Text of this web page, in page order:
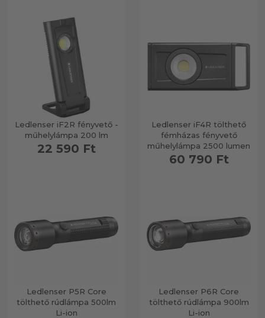
Ledlenser iF2R fényvető -
műhelylámpa 200 lm
22 590 Ft
Ledlenser iF4R tölthető
fémházas fényvető
műhelylámpa 2500 lumen
60 790 Ft
Ledlenser P5R Core
tölthető rúdlámpa 500lm
Li-ion
Ledlenser P6R Core
tölthető rúdlámpa 900lm
Li-ion